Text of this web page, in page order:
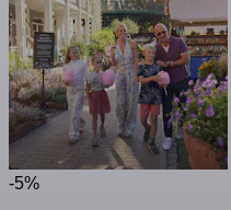
-5%